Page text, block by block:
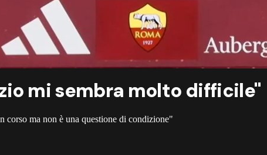
mi sembra molto difficile"
corso ma non è una questione di condizione"